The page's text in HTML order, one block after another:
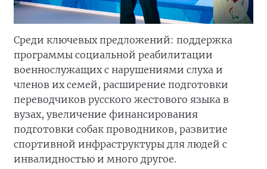
Среди ключевых предложений: поддержка
программы социальной реабилитации
военнослужащих с нарушениями слуха и
членов их семей, расширение подготовки
переводчиков русского жестового языка в
вузах, увеличение финансирования
подготовки собак проводников, развитие
спортивной инфраструктуры для людей с
инвалидностью и много другое.